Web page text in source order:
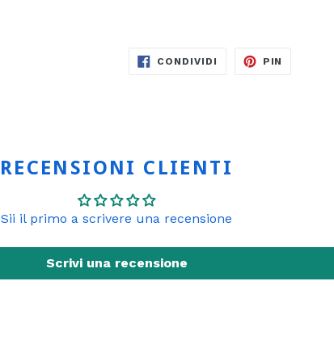
CONDIVIDI CONDIVIDI
PIN
RECENSIONI CLIENTI
Sii il primo a scrivere una recensione
Scrivi una recensione